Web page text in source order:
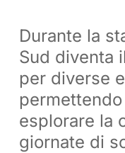
Durante la
Sud diventa
per diverse
esplorare la
giornate di